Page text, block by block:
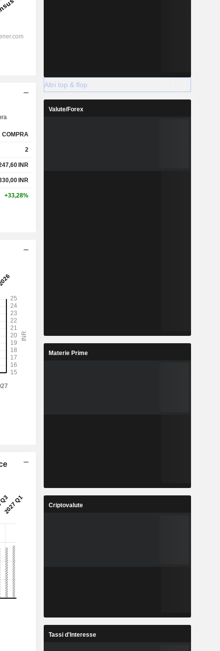
COMPRA
2
INR
INR
+33,28%
Altri top & flop
Valute/Forex
Materie Prime
Criptovalute
Tassi d'Interesse